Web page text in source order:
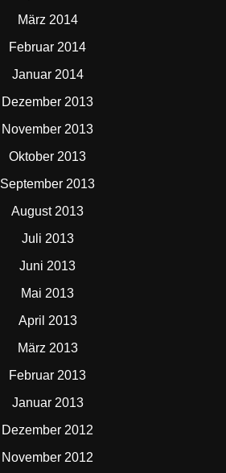
März 2014
Februar 2014
Januar 2014
Dezember 2013
November 2013
Oktober 2013
September 2013
August 2013
Juli 2013
Juni 2013
Mai 2013
April 2013
März 2013
Februar 2013
Januar 2013
Dezember 2012
November 2012